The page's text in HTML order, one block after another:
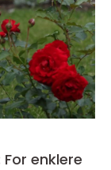
enklere